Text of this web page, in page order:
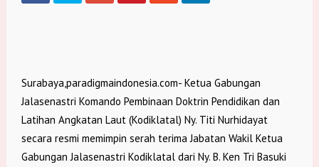
Surabaya,paradigmaindonesia.com- Ketua Gabungan
Jalasenastri Komando Pembinaan Doktrin Pendidikan dan
Latihan Angkatan Laut (Kodiklatal) Ny. Titi Nurhidayat
secara resmi memimpin serah terima Jabatan Wakil Ketua
Gabungan Jalasenastri Kodiklatal dari Ny. B. Ken Tri Basuki